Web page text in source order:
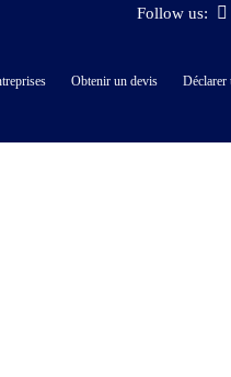
Follow us:
Obtenir un devis Déclarer